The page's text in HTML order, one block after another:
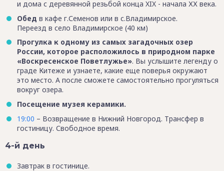
и дома с деревянной резьбой конца XIX - начала ХХ века.
Обед в кафе г.Семенов или в с.Владимирское.
Переезд в село Владимирское (40 км)
Прогулка к одному из самых загадочных озер
России, которое расположилось в природном парке
«Воскресенское Поветлужье». Вы услышите легенду о
граде Китеже и узнаете, какие еще поверья окружают
это место. А после сможете самостоятельно прогуляться
вокруг озера.
Посещение музея керамики.
19:00 – Возвращение в Нижний Новгород. Трансфер в
гостиницу. Свободное время.
4-й день
Завтрак в гостинице.